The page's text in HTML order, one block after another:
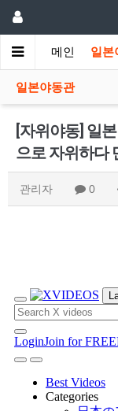
메인 일본
일본야동관
[자위야동] 일
으로 자위하다
관리자 0